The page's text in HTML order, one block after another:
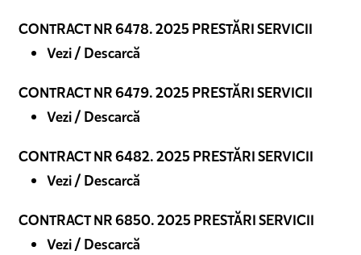
CONTRACT NR 6478. 2025 PRESTĂRI SERVICII
Vezi / Descarcă
CONTRACT NR 6479. 2025 PRESTĂRI SERVICII
Vezi / Descarcă
CONTRACT NR 6482. 2025 PRESTĂRI SERVICII
Vezi / Descarcă
CONTRACT NR 6850. 2025 PRESTĂRI SERVICII
Vezi / Descarcă